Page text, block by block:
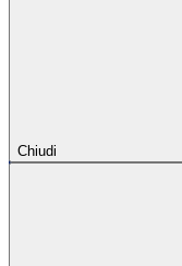
Chiudi